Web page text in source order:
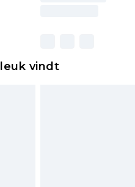
vindt